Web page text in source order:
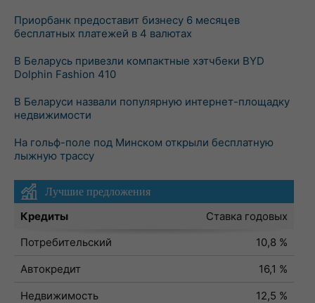
Приорбанк предоставит бизнесу 6 месяцев
бесплатных платежей в 4 валютах
В Беларусь привезли компактные хэтчбеки BYD
Dolphin Fashion 410
В Беларуси назвали популярную интернет-площадку
недвижимости
На гольф-поле под Минском открыли бесплатную
лыжную трассу
Лучшие предложения
Кредиты
Ставка годовых
Потребительский
10,8 %
Автокредит
16,1 %
Недвижимость
12,5 %